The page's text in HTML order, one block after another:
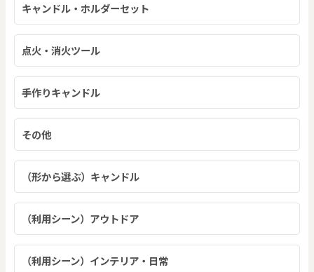
キャンドル・ホルダーセット
点火・消火ツール
手作りキャンドル
その他
（形から選ぶ）キャンドル
（利用シーン）アウトドア
（利用シーン）インテリア・日常